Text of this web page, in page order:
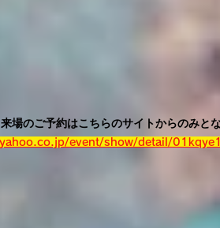
場のご予約はこちらのサイトからのみと
event/show/detail/